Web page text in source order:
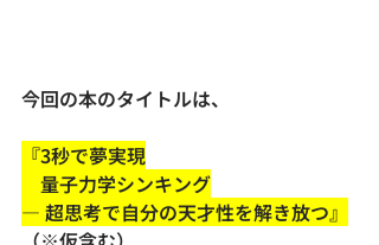
今回の本のタイトルは、
『3秒で夢実現
量子力学シンキング
― 超思考で自分の天才性を解き放つ』